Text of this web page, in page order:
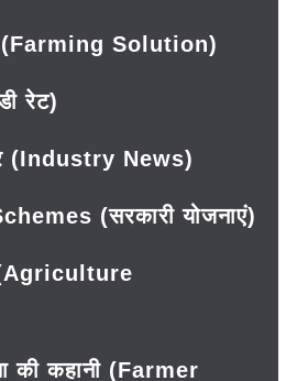
(Farming Solution)
रेट)
(Industry News)
(सरकारी योजनाएं)
(Agriculture
की कहानी (Farmer